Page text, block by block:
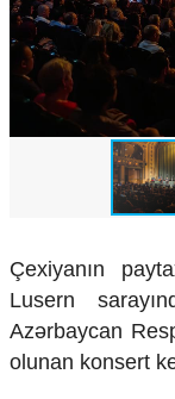
Siyasi
Geosiyasi
İqtisadi
Sosioloji
Araşdırma
Multimedia
İnfoqrafika
Podcast
Humanitar
Çexiyanın
Lusern
Azərbaycan
olunan konsert